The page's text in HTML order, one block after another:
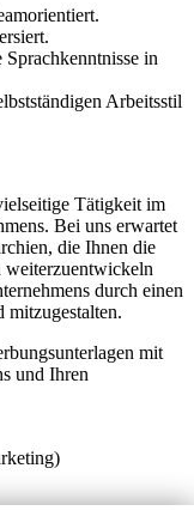
in
Arbeitsstil
Tätigkeit im
Bei uns erwartet
die Ihnen die
weiterzuentwickeln
durch einen
mitzugestalten.
mit
und Ihren